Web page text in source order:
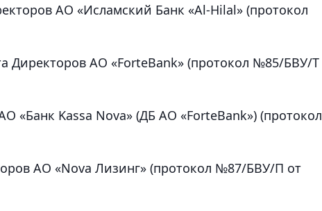
АО «Исламский Банк «Al-Hilal» (протокол
Директоров АО «ForteBank» (протокол №85/БВУ/Т
«Банк Kassa Nova» (ДБ АО «ForteBank») (протокол
АО «Nova Лизинг» (протокол №87/БВУ/П от